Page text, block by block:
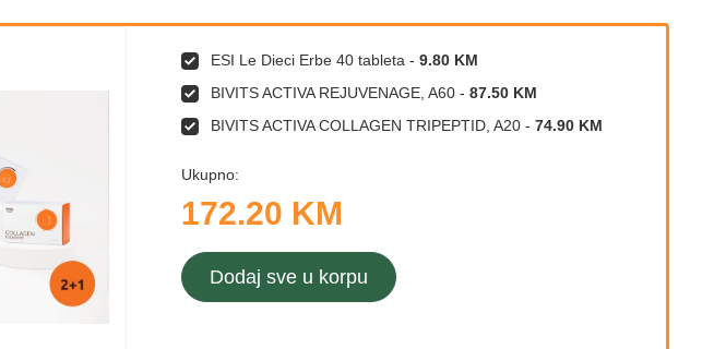
ESI Le Dieci Erbe 40 tableta -9.80 KM
BIVITS ACTIVA REJUVENAGE, A60 -87.50 KM
BIVITS ACTIVA COLLAGEN TRIPEPTID, A20 -74.90 KM
Ukupno:
172.20 KM
Dodaj sve u korpu